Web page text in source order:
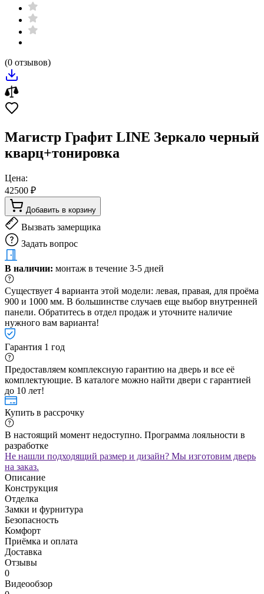
(0 отзывов)
Магистр Графит LINE Зеркало черный
кварц+тонировка
Цена:
42500 ₽
Добавить в корзину
Вызвать замерщика
Задать вопрос
В наличии: монтаж в течение 3-5 дней
Существует 4 варианта этой модели: левая, правая, для проёма
900 и 1000 мм. В большинстве случаев еще выбор внутренней
панели. Обратитесь в отдел продаж и уточните наличие
нужного вам варианта!
Гарантия 1 год
Предоставляем комплексную гарантию на дверь и все её
комплектующие. В каталоге можно найти двери с гарантией
до 10 лет!
Купить в рассрочку
В настоящий момент недоступно. Программа лояльности в
разработке
Не нашли подходящий размер и дизайн? Мы изготовим дверь
на заказ.
Описание
Конструкция
Отделка
Замки и фурнитура
Безопасность
Комфорт
Приёмка и оплата
Доставка
Отзывы
0
Видеообзор